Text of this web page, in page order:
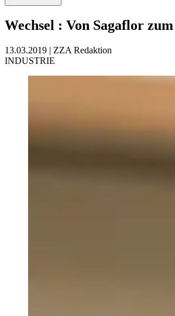
Wechsel : Von Sagaflor
13.03.2019 | ZZA Redaktion
INDUSTRIE